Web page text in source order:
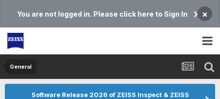
You are not logged in. Please click here to Sign In ×
General
Software Release 2026 of ZEISS Inspect & ZEISS